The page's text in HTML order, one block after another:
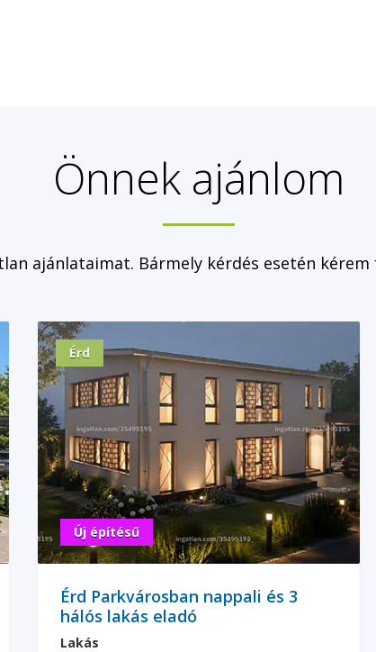
Önnek ajánlom
ajánlataimat. Bármely kérdés esetén
Érd
Új építésű
Érd Parkvárosban nappali és 3
hálós lakás eladó
Lakás